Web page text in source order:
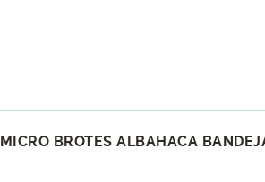
MICRO BROTES ALBAHACA